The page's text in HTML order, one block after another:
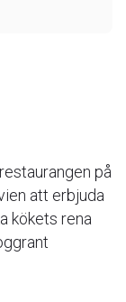
på
att erbjuda
kökets rena